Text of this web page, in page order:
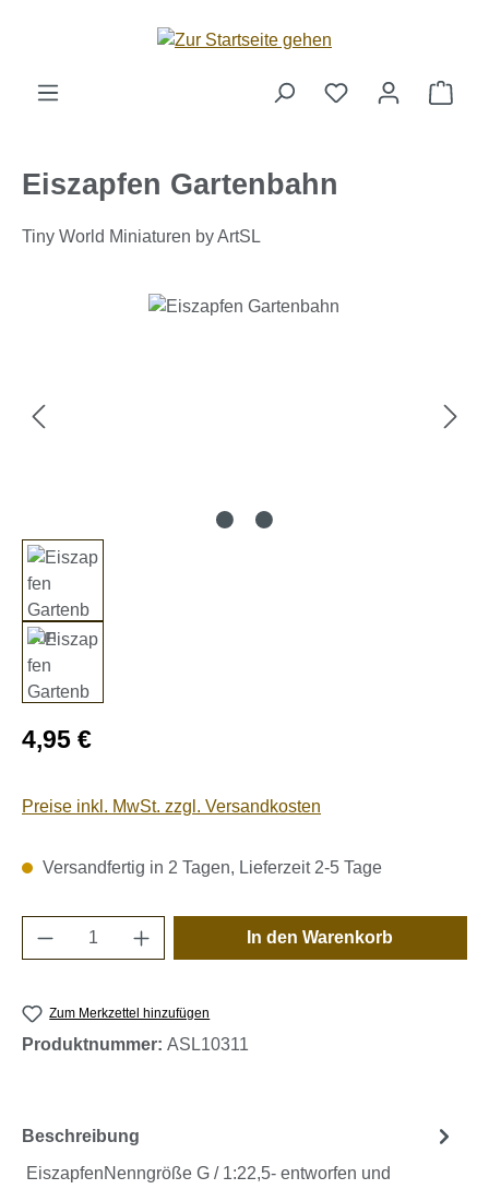
Zum Hauptinhalt springen
Eiszapfen Gartenbahn
Tiny World Miniaturen by ArtSL
Bildergalerie überspringen
Regulärer Preis:
4,95 €
Preise inkl. MwSt. zzgl. Versandkosten
Versandfertig in 2 Tagen, Lieferzeit 2-5 Tage
Produkt Anzahl: Gib den gewünschten
In den Warenkorb
Zum Merkzettel hinzufügen
Produktnummer: ASL10311
Beschreibung
EiszapfenNenngröße G / 1:22,5- entworfen und